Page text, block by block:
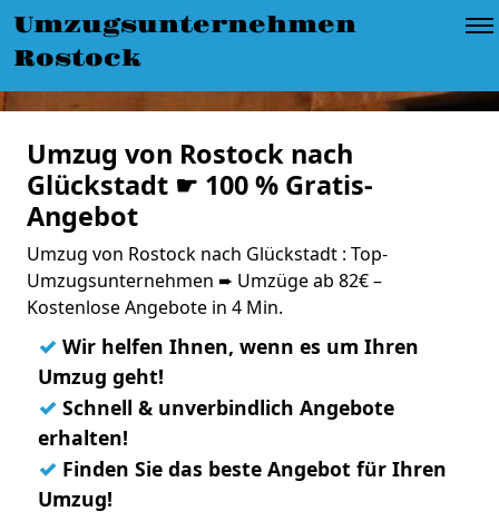
Umzugsunternehmen
Rostock
Umzug von Rostock nach
Glückstadt ☛ 100 % Gratis-
Angebot
Umzug von Rostock nach Glückstadt : Top-
Umzugsunternehmen ➨ Umzüge ab 82€ –
Kostenlose Angebote in 4 Min.
✓ Wir helfen Ihnen, wenn es um Ihren
Umzug geht!
✓ Schnell & unverbindlich Angebote
erhalten!
✓ Finden Sie das beste Angebot für Ihren
Umzug!